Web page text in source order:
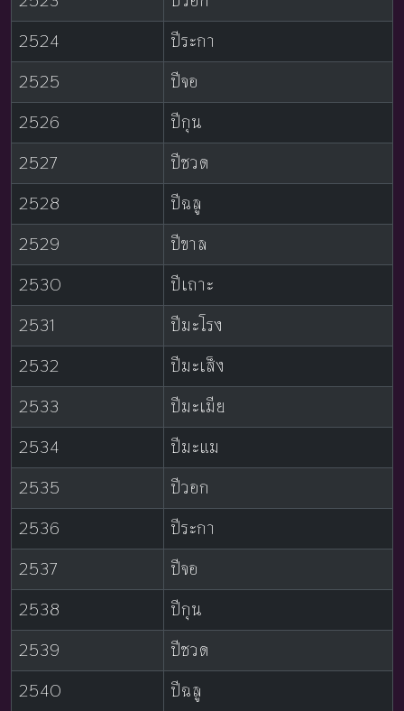
2524
ปีระกา
2525
ปีจอ
2526
ปีกุน
2527
ปีชวด
2528
ปีฉลู
2529
ปีขาล
2530
ปีเถาะ
2531
ปีมะโรง
2532
ปีมะเส็ง
2533
ปีมะเมีย
2534
ปีมะแม
2535
ปีวอก
2536
ปีระกา
2537
ปีจอ
2538
ปีกุน
2539
ปีชวด
2540
ปีฉลู